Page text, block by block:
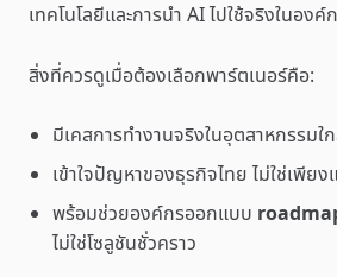
เทคโนโลยีและการนำ AI ไปใช้จริงในองค์
สิ่งที่ควรดูเมื่อต้องเลือกพาร์ตเนอร์คือ:
มีเคสการทำงานจริงในอุตสาหกรรมใ
เข้าใจปัญหาของธุรกิจไทย ไม่ใช่เพียง
พร้อมช่วยองค์กรออกแบบ
ไม่ใช่โซลูชันชั่วคราว